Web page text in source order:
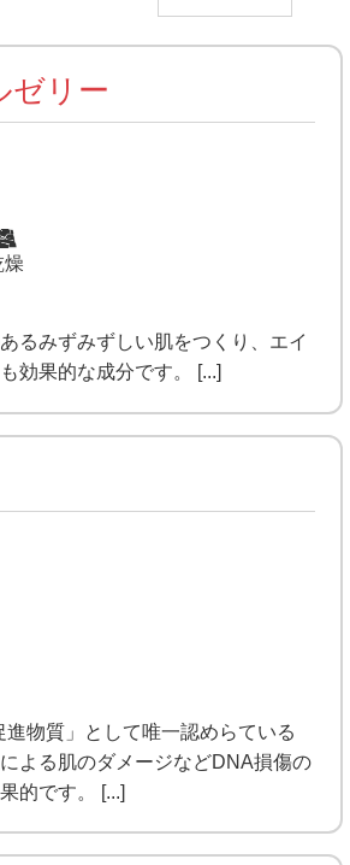
ゼリー
燥
るみずみずしい肌をつくり、エイ
効果的な成分です。 [...]
進物質」として唯一認めらている
よる肌のダメージなどDNA損傷の
的です。 [...]